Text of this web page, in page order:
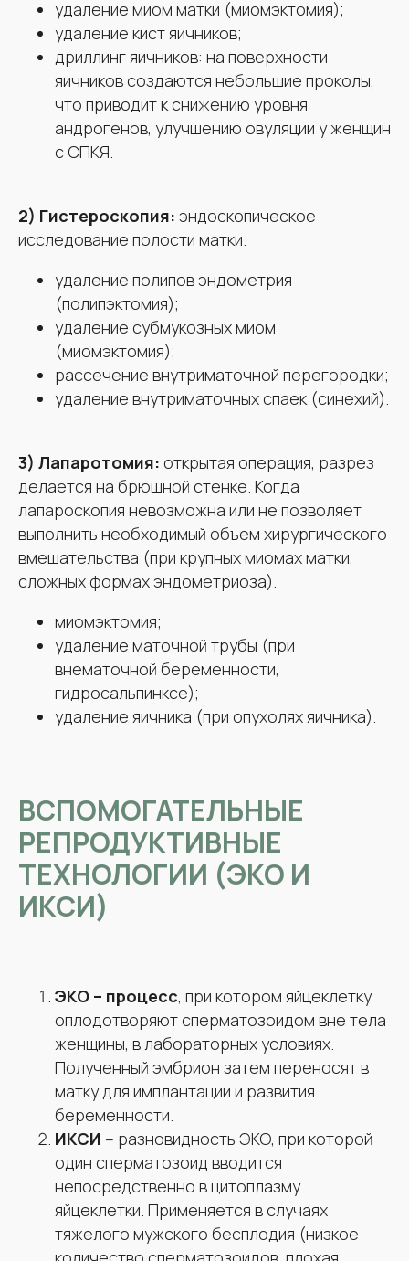
удаление миом матки (миомэктомия);
удаление кист яичников;
дриллинг яичников: на поверхности
яичников создаются небольшие проколы,
что приводит к снижению уровня
андрогенов, улучшению овуляции у женщин
с СПКЯ.
2) Гистероскопия: эндоскопическое
исследование полости матки.
удаление полипов эндометрия
(полипэктомия);
удаление субмукозных миом
(миомэктомия);
рассечение внутриматочной перегородки;
удаление внутриматочных спаек (синехий).
3) Лапаротомия: открытая операция, разрез
делается на брюшной стенке. Когда
лапароскопия невозможна или не позволяет
выполнить необходимый объем хирургического
вмешательства (при крупных миомах матки,
сложных формах эндометриоза).
миомэктомия;
удаление маточной трубы (при
внематочной беременности,
гидросальпинксе);
удаление яичника (при опухолях яичника).
ВСПОМОГАТЕЛЬНЫЕ
РЕПРОДУКТИВНЫЕ
ТЕХНОЛОГИИ (ЭКО И
ИКСИ)
ЭКО – процесс, при котором яйцеклетку
оплодотворяют сперматозоидом вне тела
женщины, в лабораторных условиях.
Полученный эмбрион затем переносят в
матку для имплантации и развития
беременности.
ИКСИ – разновидность ЭКО, при которой
один сперматозоид вводится
непосредственно в цитоплазму
яйцеклетки. Применяется в случаях
тяжелого мужского бесплодия (низкое